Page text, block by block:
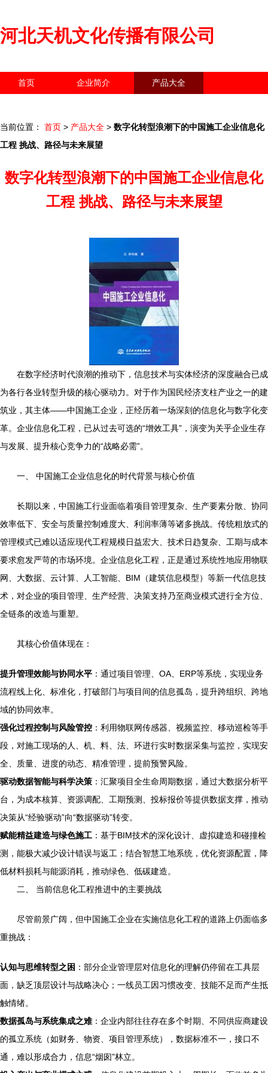
河北天机文化传播有限公司
首页 企业简介 产品大全
当前位置： 首页 > 产品大全 > 数字化转型浪潮下的中国施工企业信息化
工程 挑战、路径与未来展望
数字化转型浪潮下的中国施工企业信息化
工程 挑战、路径与未来展望
在数字经济时代浪潮的推动下，信息技术与实体经济的深度融合已成
为各行各业转型升级的核心驱动力。对于作为国民经济支柱产业之一的建
筑业，其主体——中国施工企业，正经历着一场深刻的信息化与数字化变
革。企业信息化工程，已从过去可选的“增效工具”，演变为关乎企业生存
与发展、提升核心竞争力的“战略必需”。
一、 中国施工企业信息化的时代背景与核心价值
长期以来，中国施工行业面临着项目管理复杂、生产要素分散、协同
效率低下、安全与质量控制难度大、利润率薄等诸多挑战。传统粗放式的
管理模式已难以适应现代工程规模日益宏大、技术日趋复杂、工期与成本
要求愈发严苛的市场环境。企业信息化工程，正是通过系统性地应用物联
网、大数据、云计算、人工智能、BIM（建筑信息模型）等新一代信息技
术，对企业的项目管理、生产经营、决策支持乃至商业模式进行全方位、
全链条的改造与重塑。
其核心价值体现在：
提升管理效能与协同水平 ：通过项目管理、OA、ERP等系统，实现业务
流程线上化、标准化，打破部门与项目间的信息孤岛，提升跨组织、跨地
域的协同效率。
强化过程控制与风险管控 ：利用物联网传感器、视频监控、移动巡检等手
段，对施工现场的人、机、料、法、环进行实时数据采集与监控，实现安
全、质量、进度的动态、精准管理，提前预警风险。
驱动数据智能与科学决策 ：汇聚项目全生命周期数据，通过大数据分析平
台，为成本核算、资源调配、工期预测、投标报价等提供数据支撑，推动
决策从“经验驱动”向“数据驱动”转变。
赋能精益建造与绿色施工 ：基于BIM技术的深化设计、虚拟建造和碰撞检
测，能极大减少设计错误与返工；结合智慧工地系统，优化资源配置，降
低材料损耗与能源消耗，推动绿色、低碳建造。
二、 当前信息化工程推进中的主要挑战
尽管前景广阔，但中国施工企业在实施信息化工程的道路上仍面临多
重挑战：
认知与思维转型之困 ：部分企业管理层对信息化的理解仍停留在工具层
面，缺乏顶层设计与战略决心；一线员工因习惯改变、技能不足而产生抵
触情绪。
数据孤岛与系统集成之难：企业内部往往存在多个时期、不同供应商建设
的孤立系统（如财务、物资、项目管理系统），数据标准不一，接口不
通，难以形成合力，信息“烟囱”林立。